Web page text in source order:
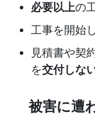
必要以上の
工事を開始
見積書や契
を交付しな
被害に遭